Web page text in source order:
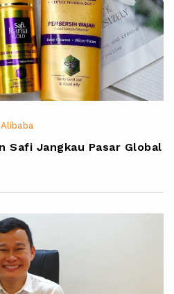
Safi Jangkau Pasar Global